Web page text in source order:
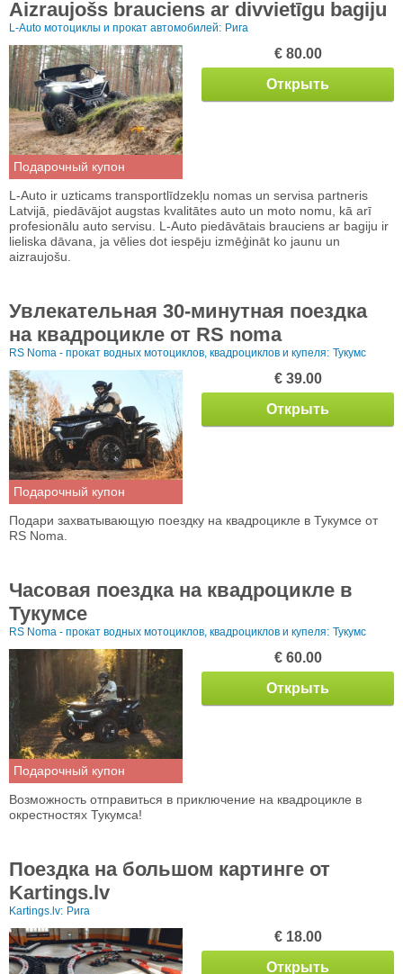
Aizraujošs brauciens ar divvietīgu bagiju
L-Auto мотоциклы и прокат автомобилей: Рига
Подарочный купон
€ 80.00
Открыть
L-Auto ir uzticams transportlīdzekļu nomas un servisa partneris
Latvijā, piedāvājot augstas kvalitātes auto un moto nomu, kā arī
profesionālu auto servisu. L-Auto piedāvātais brauciens ar bagiju ir
lieliska dāvana, ja vēlies dot iespēju izmēģināt ko jaunu un
aizraujošu.
Увлекательная 30-минутная поездка
на квадроцикле от RS noma
RS Noma - прокат водных мотоциклов, квадроциклов и купеля: Тукумс
Подарочный купон
€ 39.00
Открыть
Подари захватывающую поездку на квадроцикле в Тукумсе от
RS Noma.
Часовая поездка на квадроцикле в
Тукумсе
RS Noma - прокат водных мотоциклов, квадроциклов и купеля: Тукумс
Подарочный купон
€ 60.00
Открыть
Возможность отправиться в приключение на квадроцикле в
окрестностях Тукумса!
Поездка на большом картинге от
Kartings.lv
Kartings.lv: Рига
€ 18.00
Открыть